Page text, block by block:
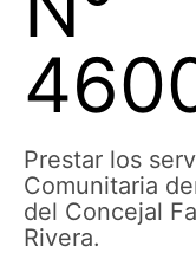
Prestar los
Comunitaria
del Concejal
Rivera.